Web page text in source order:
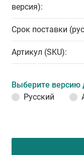
версия):
Срок поставки
Артикул (SKU):
Выберите версию
Русский